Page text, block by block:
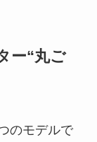
ー“丸ご
のモデルで